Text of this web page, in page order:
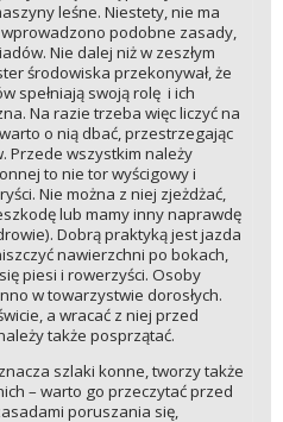
leśne. Niestety, nie ma
podobne zasady,
Nie dalej niż w zeszłym
środowiska przekonywał, że
spełniają swoją rolę i ich
Na razie trzeba więc liczyć na
o nią dbać, przestrzegając
Przede wszystkim należy
to nie tor wyścigowy i
Nie można z niej zjeżdżać,
lub mamy inny naprawdę
Dobrą praktyką jest jazda
nawierzchni po bokach,
piesi i rowerzyści. Osoby
w towarzystwie dorosłych.
a wracać z niej przed
także posprzątać.
szlaki konne, tworzy także
– warto go przeczytać przed
poruszania się,